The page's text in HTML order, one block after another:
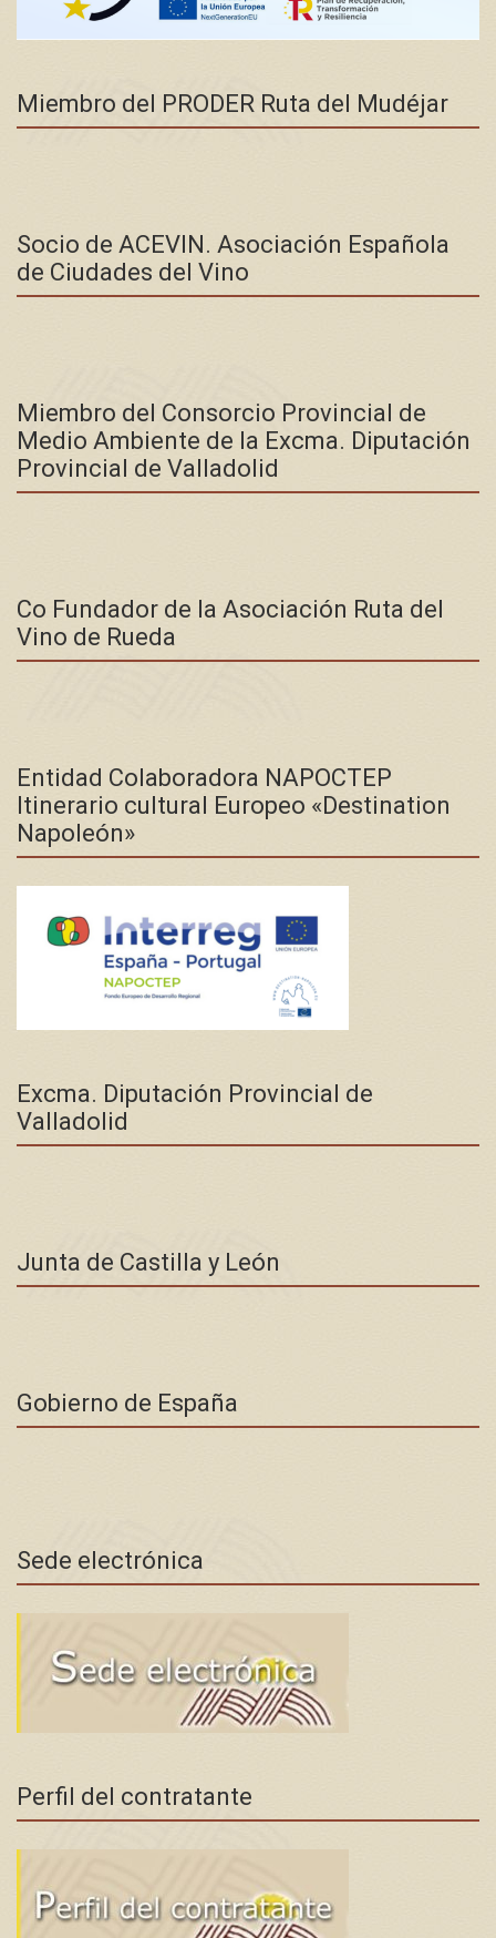
Miembro del PRODER Ruta del Mudéjar
Socio de ACEVIN. Asociación Española
de Ciudades del Vino
Miembro del Consorcio Provincial de
Medio Ambiente de la Excma. Diputación
Provincial de Valladolid
Co Fundador de la Asociación Ruta del
Vino de Rueda
Entidad Colaboradora NAPOCTEP
Itinerario cultural Europeo «Destination
Napoleón»
Excma. Diputación Provincial de
Valladolid
Junta de Castilla y León
Gobierno de España
Sede electrónica
Perfil del contratante